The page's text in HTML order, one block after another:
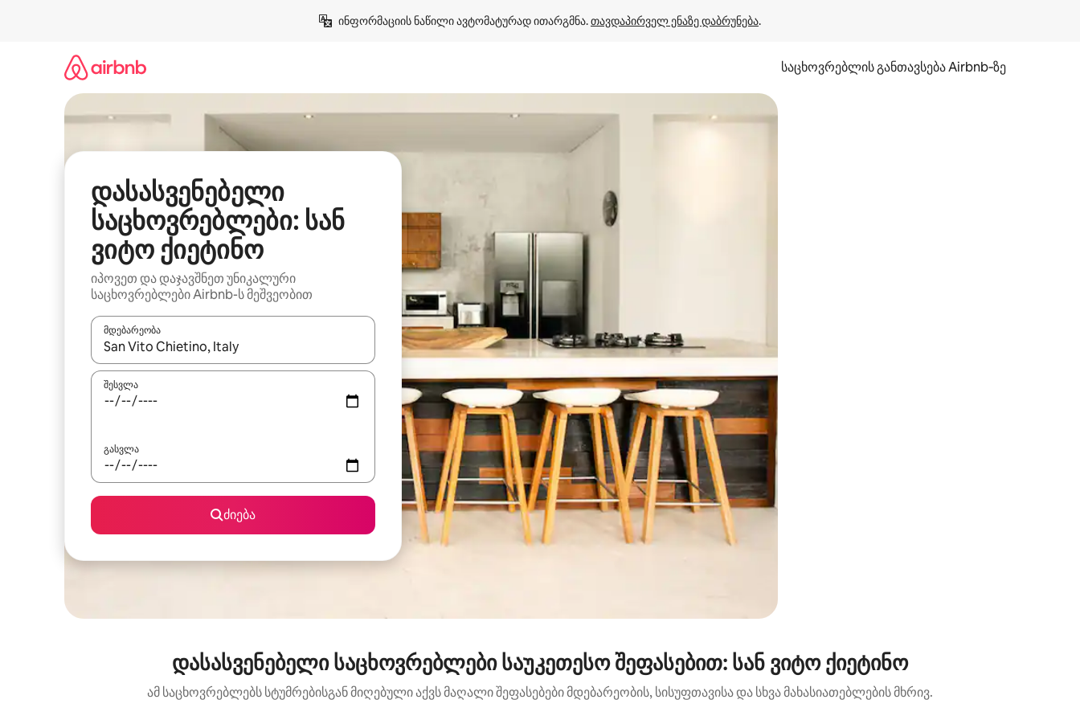
ინფორმაციის ნაწილი ავტომატურად ითარგმნა. თავდაპირველ ენაზე დაბრუნება.
საცხოვრებლის განთავსება Airbnb‑ზე
დასასვენებელი
საცხოვრებლები: სან
ვიტო ქიეტინო
იპოვეთ და დაჯავშნეთ უნიკალური
საცხოვრებლები Airbnb-ს მეშვეობით
მდებარეობა
როცა შედეგები ხელმისაწვდომი გახდება, ნავიგაციისთვის გამოიყენეთ კლავიშები ზემოთ/ქვემოთ მიმართული ისრებით ან შეხებისა თუ თითის გასმის ჟესტები.
შესვლა
გასვლა
ძიება
დასასვენებელი საცხოვრებლები საუკეთესო შეფასებით: სან ვიტო ქიეტინო
ამ საცხოვრებლებს სტუმრებისგან მიღებული აქვს მაღალი შეფასებები მდებარეობის, სისუფთავისა და სხვა მახასიათებლების მხრივ.